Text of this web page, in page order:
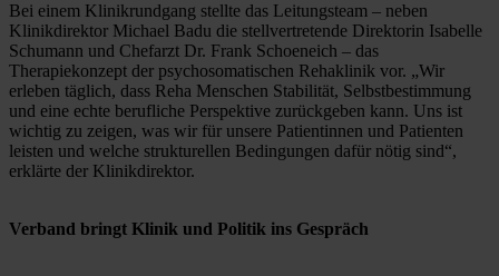
Bei einem Klinikrundgang stellte das Leitungsteam – neben
Klinikdirektor Michael Badu die stellvertretende Direktorin Isabelle
Schumann und Chefarzt Dr. Frank Schoeneich – das
Therapiekonzept der psychosomatischen Rehaklinik vor. „Wir
erleben täglich, dass Reha Menschen Stabilität, Selbstbestimmung
und eine echte berufliche Perspektive zurückgeben kann. Uns ist
wichtig zu zeigen, was wir für unsere Patientinnen und Patienten
leisten und welche strukturellen Bedingungen dafür nötig sind“,
erklärte der Klinikdirektor.
Verband bringt Klinik und Politik ins Gespräch